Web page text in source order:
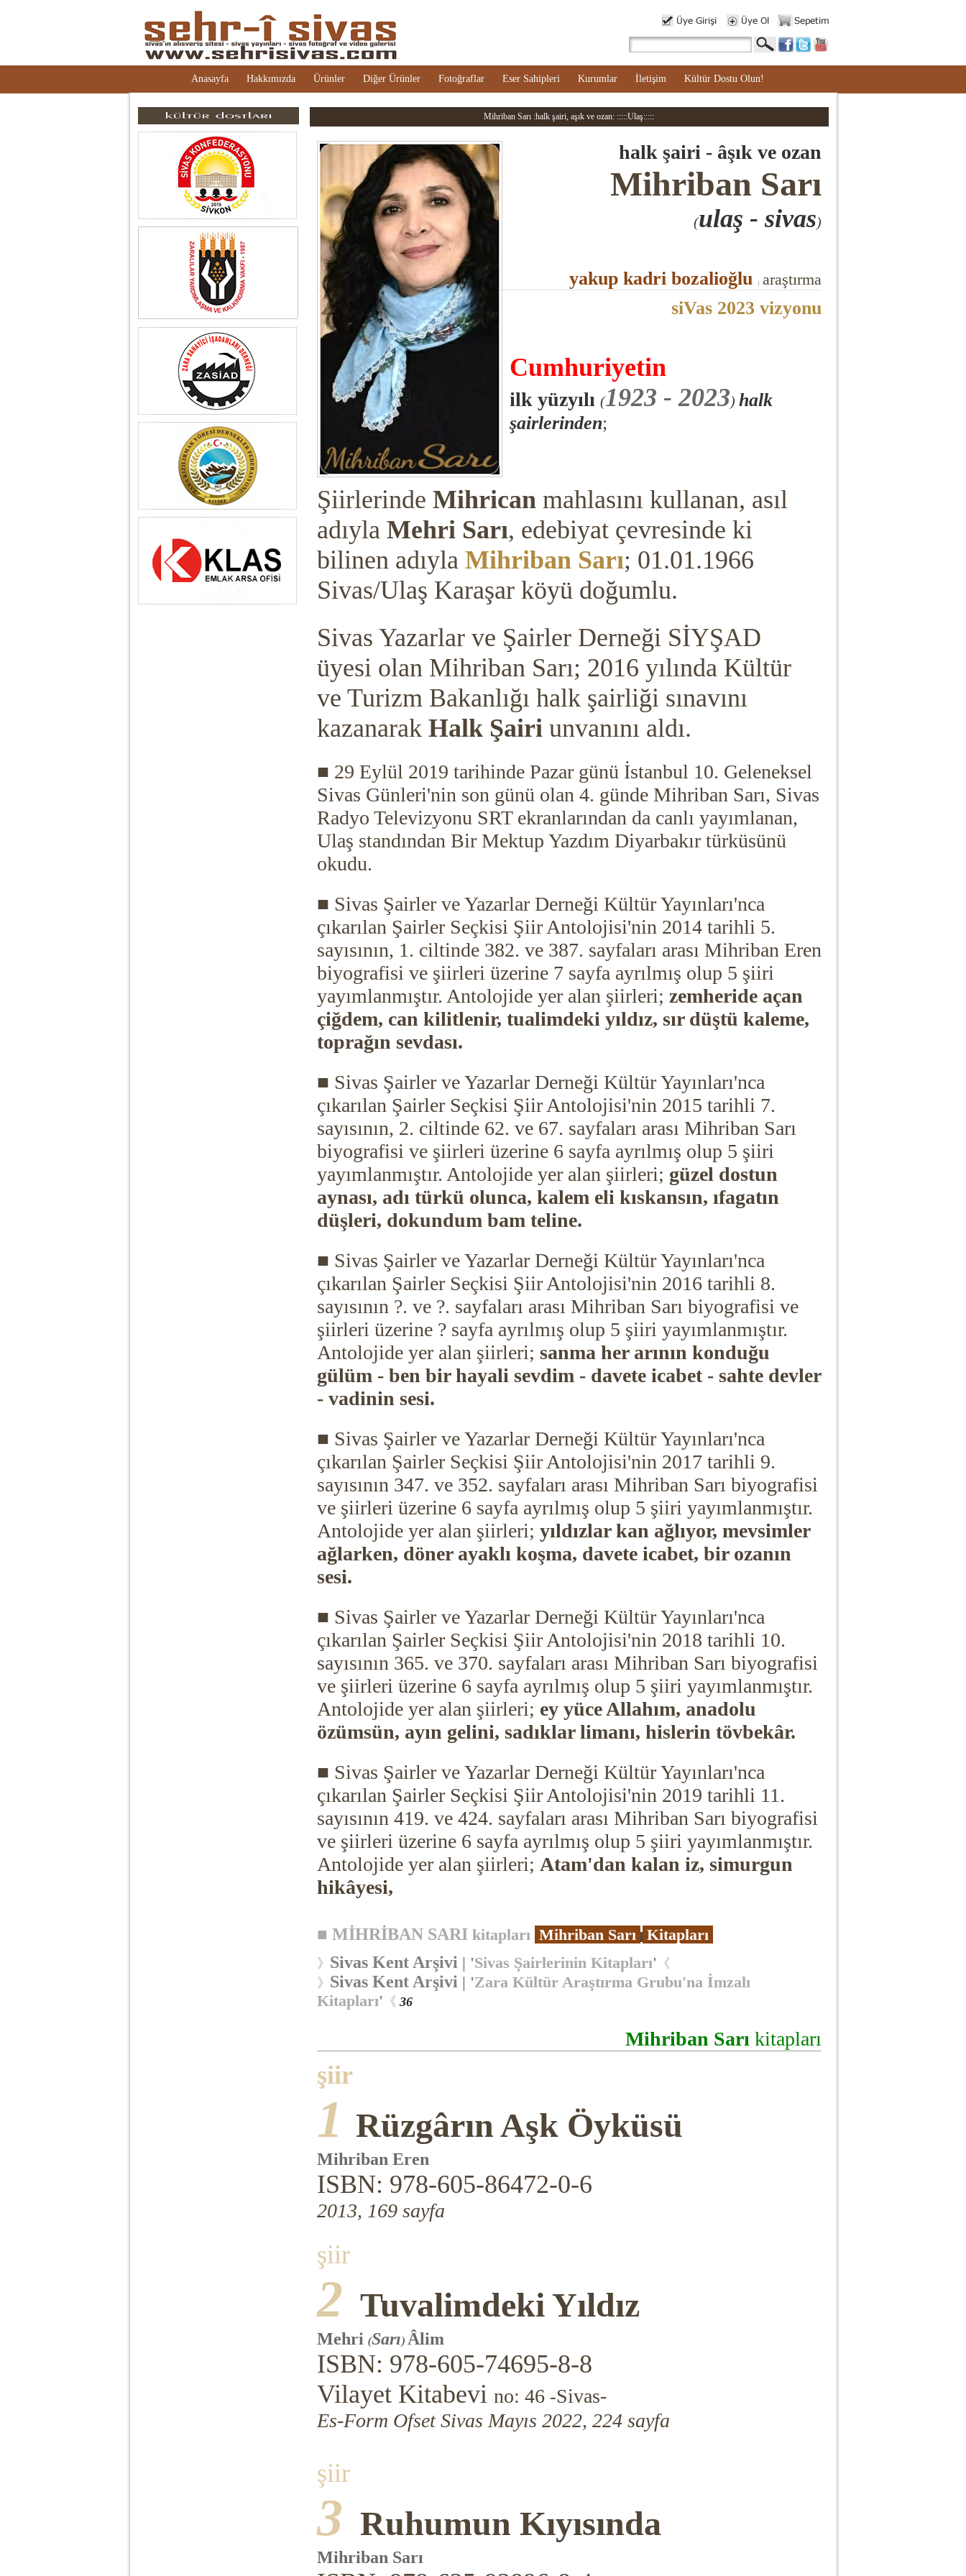
Anasayfa Hakkımızda Ürünler Diğer Ürünler Fotoğraflar Eser Sahipleri Kurumlar İletişim Kültür Dostu Olun!
Mihriban Sarı :halk şairi, aşık ve ozan: :::::Ulaş:::::
halk şairi - âşık ve ozan
Mihriban Sarı
(ulaş - sivas)
yakup kadri bozalioğlu araştırma
siVas 2023 vizyonu
Cumhuriyetin
ilk yüzyılı (1923 - 2023) halk
şairlerinden;
Şiirlerinde Mihrican mahlasını kullanan, asıl
adıyla Mehri Sarı, edebiyat çevresinde ki
bilinen adıyla Mihriban Sarı; 01.01.1966
Sivas/Ulaş Karaşar köyü doğumlu.
Sivas Yazarlar ve Şairler Derneği SİYŞAD
üyesi olan Mihriban Sarı; 2016 yılında Kültür
ve Turizm Bakanlığı halk şairliği sınavını
kazanarak Halk Şairi unvanını aldı.
■ 29 Eylül 2019 tarihinde Pazar günü İstanbul 10. Geleneksel
Sivas Günleri'nin son günü olan 4. günde Mihriban Sarı, Sivas
Radyo Televizyonu SRT ekranlarından da canlı yayımlanan,
Ulaş standından Bir Mektup Yazdım Diyarbakır türküsünü
okudu.
■ Sivas Şairler ve Yazarlar Derneği Kültür Yayınları'nca
çıkarılan Şairler Seçkisi Şiir Antolojisi'nin 2014 tarihli 5.
sayısının, 1. ciltinde 382. ve 387. sayfaları arası Mihriban Eren
biyografisi ve şiirleri üzerine 7 sayfa ayrılmış olup 5 şiiri
yayımlanmıştır. Antolojide yer alan şiirleri; zemheride açan
çiğdem, can kilitlenir, tualimdeki yıldız, sır düştü kaleme,
toprağın sevdası.
■ Sivas Şairler ve Yazarlar Derneği Kültür Yayınları'nca
çıkarılan Şairler Seçkisi Şiir Antolojisi'nin 2015 tarihli 7.
sayısının, 2. ciltinde 62. ve 67. sayfaları arası Mihriban Sarı
biyografisi ve şiirleri üzerine 6 sayfa ayrılmış olup 5 şiiri
yayımlanmıştır. Antolojide yer alan şiirleri; güzel dostun
aynası, adı türkü olunca, kalem eli kıskansın, ıfagatın
düşleri, dokundum bam teline.
■ Sivas Şairler ve Yazarlar Derneği Kültür Yayınları'nca
çıkarılan Şairler Seçkisi Şiir Antolojisi'nin 2016 tarihli 8.
sayısının ?. ve ?. sayfaları arası Mihriban Sarı biyografisi ve
şiirleri üzerine ? sayfa ayrılmış olup 5 şiiri yayımlanmıştır.
Antolojide yer alan şiirleri; sanma her arının konduğu
gülüm - ben bir hayali sevdim - davete icabet - sahte devler
- vadinin sesi.
■ Sivas Şairler ve Yazarlar Derneği Kültür Yayınları'nca
çıkarılan Şairler Seçkisi Şiir Antolojisi'nin 2017 tarihli 9.
sayısının 347. ve 352. sayfaları arası Mihriban Sarı biyografisi
ve şiirleri üzerine 6 sayfa ayrılmış olup 5 şiiri yayımlanmıştır.
Antolojide yer alan şiirleri; yıldızlar kan ağlıyor, mevsimler
ağlarken, döner ayaklı koşma, davete icabet, bir ozanın
sesi.
■ Sivas Şairler ve Yazarlar Derneği Kültür Yayınları'nca
çıkarılan Şairler Seçkisi Şiir Antolojisi'nin 2018 tarihli 10.
sayısının 365. ve 370. sayfaları arası Mihriban Sarı biyografisi
ve şiirleri üzerine 6 sayfa ayrılmış olup 5 şiiri yayımlanmıştır.
Antolojide yer alan şiirleri; ey yüce Allahım, anadolu
özümsün, ayın gelini, sadıklar limanı, hislerin tövbekâr.
■ Sivas Şairler ve Yazarlar Derneği Kültür Yayınları'nca
çıkarılan Şairler Seçkisi Şiir Antolojisi'nin 2019 tarihli 11.
sayısının 419. ve 424. sayfaları arası Mihriban Sarı biyografisi
ve şiirleri üzerine 6 sayfa ayrılmış olup 5 şiiri yayımlanmıştır.
Antolojide yer alan şiirleri; Atam'dan kalan iz, simurgun
hikâyesi,
■ MİHRİBAN SARIkitapları Mihriban Sarı Kitapları
》 Sivas Kent Arşivi | 'Sivas Şairlerinin Kitapları' 《
》 Sivas Kent Arşivi | 'Zara Kültür Araştırma Grubu'na İmzalı
Kitapları' 《 36
Mihriban Sarı kitapları
şiir
1 Rüzgârın Aşk Öyküsü
Mihriban Eren
ISBN: 978-605-86472-0-6
2013, 169 sayfa
şiir
2 Tuvalimdeki Yıldız
Mehri (Sarı) Âlim
ISBN: 978-605-74695-8-8
Vilayet Kitabevi no: 46 -Sivas-
Es-Form Ofset Sivas Mayıs 2022, 224 sayfa
şiir
3 Ruhumun Kıyısında
Mihriban Sarı